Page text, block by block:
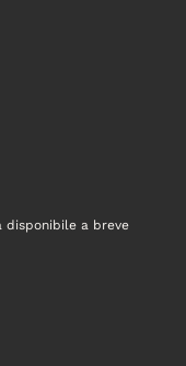
disponibile a breve